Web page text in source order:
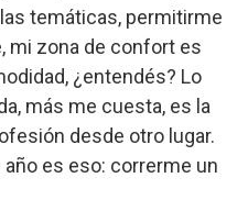
temáticas, permitirme
mi zona de confort es
¿entendés? Lo
más me cuesta, es la
desde otro lugar.
es eso: correrme un